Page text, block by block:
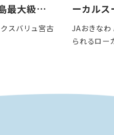
最大級…
スバリュ宮古
ーカル
JAおきなわ
られるロ